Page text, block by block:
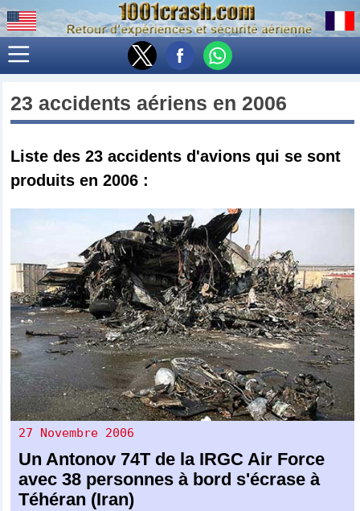
23 accidents aériens en 2006
Liste des 23accidents d'avions qui se sont
produits en 2006 :
27 Novembre 2006
UnAntonov 74Tde la IRGC Air Force
avec 38 personnes à bord s'écrase à
Téhéran (Iran)